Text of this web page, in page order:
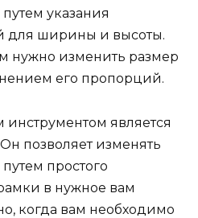
указания
для ширины и высоты.
нужно изменить размер
его пропорций.
является
позволяет изменять
простого
в нужное вам
когда вам необходимо